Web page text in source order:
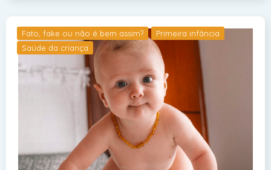
Fato, fake ou não é bem assim?
Primeira infância
Saúde da criança